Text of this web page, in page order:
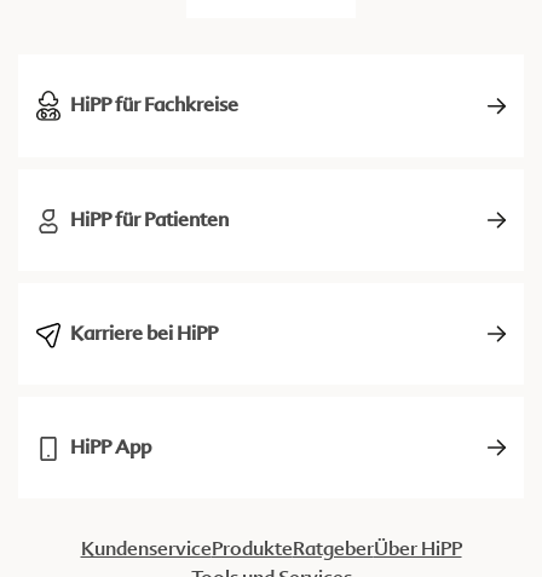
HiPP für Fachkreise
HiPP für Patienten
Karriere bei HiPP
HiPP App
KundenserviceProdukteRatgeberÜber HiPP